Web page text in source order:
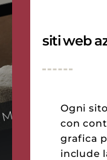
siti web
Ogni
con
grafica
include